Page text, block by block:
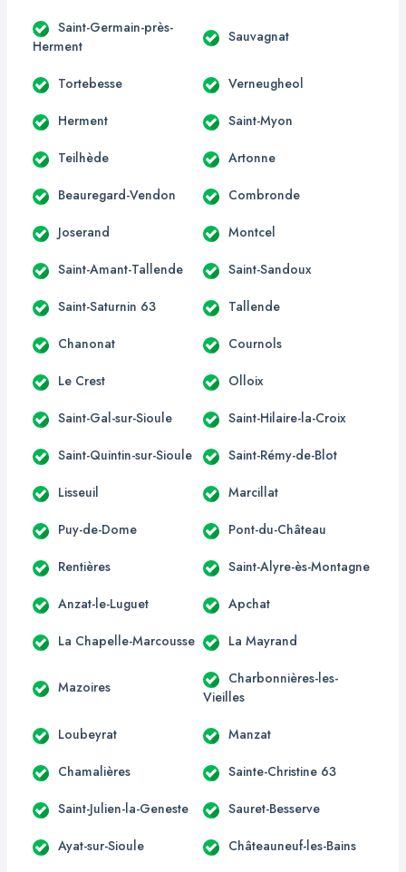
Saint-Germain-près-
Herment
Sauvagnat
Tortebesse Verneugheol
Herment Saint-Myon
Teilhède Artonne
Beauregard-Vendon Combronde
Joserand Montcel
Saint-Amant-Tallende Saint-Sandoux
Saint-Saturnin 63 Tallende
Chanonat Cournols
Le Crest Olloix
Saint-Gal-sur-Sioule Saint-Hilaire-la-Croix
Saint-Quintin-sur-Sioule Saint-Rémy-de-Blot
Lisseuil Marcillat
Puy-de-Dome Pont-du-Château
Rentières Saint-Alyre-ès-Montagne
Anzat-le-Luguet Apchat
La Chapelle-Marcousse La Mayrand
Mazoires
Charbonnières-les-
Vieilles
Loubeyrat Manzat
Chamalières Sainte-Christine 63
Saint-Julien-la-Geneste Sauret-Besserve
Ayat-sur-Sioule Châteauneuf-les-Bains